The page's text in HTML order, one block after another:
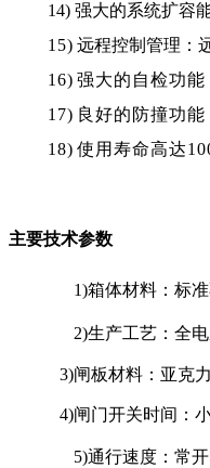
14) 强大的系统扩容
15) 远程控制管理：
16) 强大的自检功
17) 良好的防撞功
18) 使用寿命高达
主要技术参数
1)箱体材料：标准
2)生产工艺：全
3)闸板材料：亚克
4)闸门开关时间：
5)通行速度：常开